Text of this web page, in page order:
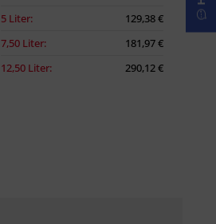
5 Liter:
129,38 €
7,50 Liter:
181,97 €
12,50 Liter:
290,12 €